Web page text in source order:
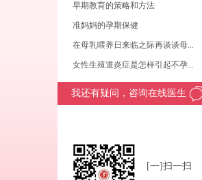
早期教育的策略和方法
准妈妈的孕期保健
在母乳喂养日来临之际再谈谈母...
女性生殖道炎症是怎样引起不孕...
我还有疑问，咨询在线医生
[一]扫一扫